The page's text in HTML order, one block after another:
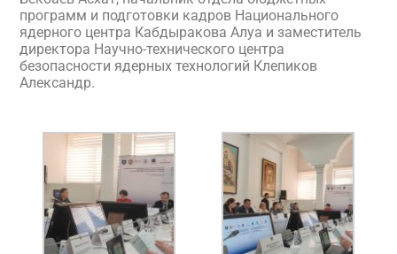
программ и подготовки кадров Национального
ядерного центра Кабдыракова Алуа и заместитель
директора Научно-технического центра
безопасности ядерных технологий Клепиков
Александр.